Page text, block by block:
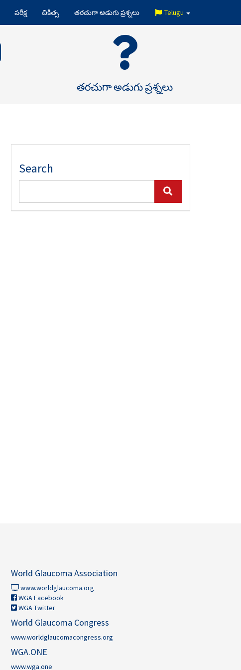
పరీక్ష చికిత్స తరచుగా అడుగు ప్రశ్నలు Telugu
తరచుగా అడుగు ప్రశ్నలు
Search
World Glaucoma Association
www.worldglaucoma.org
WGA Facebook
WGA Twitter
World Glaucoma Congress
www.worldglaucomacongress.org
WGA.ONE
www.wga.one